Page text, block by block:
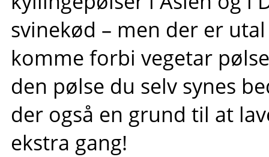
svinekød – men der er
komme forbi vegetar
den pølse du selv synes
der også en grund til at
ekstra gang!